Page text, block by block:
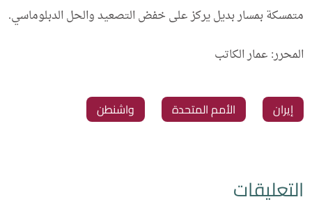
متمسكة بمسار بديل يركز على خفض التصعيد والحل الدبلوماسي.
المحرر: عمار الكاتب
‏إيران ‏الأمم المتحدة ‏واشنطن
التعليقات